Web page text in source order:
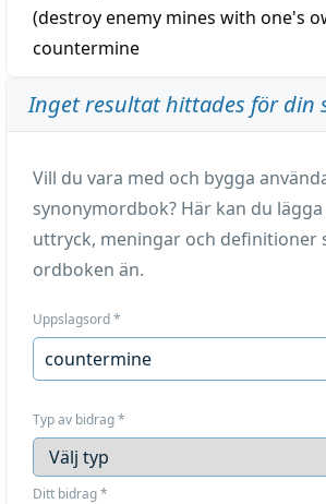
(destroy enemy mines with one's
countermine
Inget resultat hittades för din
Vill du vara med och bygga
synonymordbok? Här kan du
uttryck, meningar och definitioner
ordboken än.
Uppslagsord*
Typ av bidrag*
Ditt bidrag*